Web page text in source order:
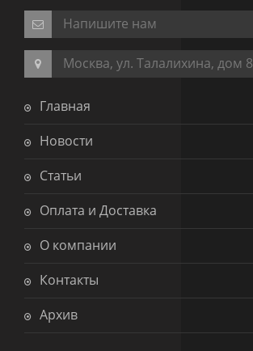
Напишите нам
Москва, ул. Талалихина, дом 8
Главная
Новости
Статьи
Оплата и Доставка
О компании
Контакты
Архив